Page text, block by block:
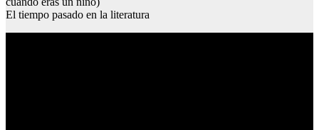
El tiempo pasado en la literatura